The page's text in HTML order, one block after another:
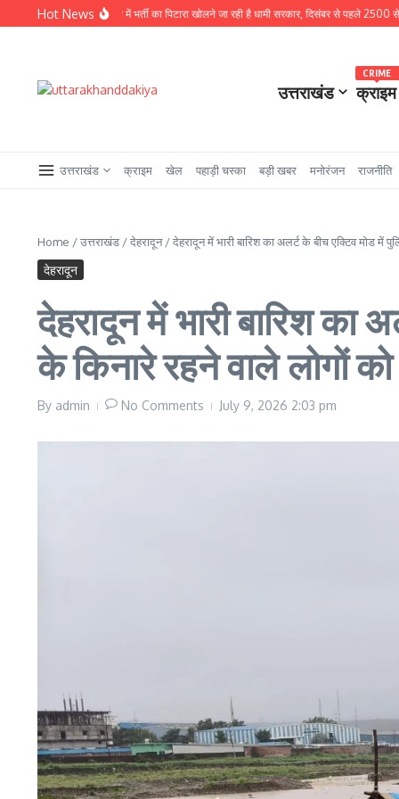
Skip to content
Hot News
खबर : चुनावी साल में भर्ती का पिटारा खोलने जा रही है धामी सरकार, दिसंबर से पहले 2500 से अधिक
उत्तराखंड क्राइम
CRIME
उत्तराखंड क्राइम खेल पहाड़ी चस्का बड़ी खबर मनोरंजन राजनीति
Home /उत्तराखंड /देहरादून/देहरादून में भारी बारिश का अलर्ट के बीच एक्टिव मोड
देहरादून
देहरादून में भारी बारिश
के किनारे रहने वाले लोगों
By admin No Comments July 9, 2026 2:03 pm